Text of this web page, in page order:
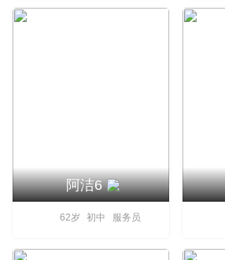
阿洁6
62岁 初中 服务员